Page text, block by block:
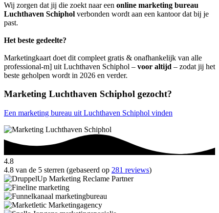
Wij zorgen dat jij die zoekt naar een online marketing bureau
Luchthaven Schiphol verbonden wordt aan een kantoor dat bij je
past.
Het beste gedeelte?
Marketingkaart doet dit compleet gratis & onafhankelijk van alle
professional-m] uit Luchthaven Schiphol – voor altijd – zodat jij het
beste geholpen wordt in 2026 en verder.
Marketing Luchthaven Schiphol gezocht?
Een marketing bureau uit Luchthaven Schiphol vinden
4.8
4.8 van de 5 sterren (gebaseerd op 281 reviews)